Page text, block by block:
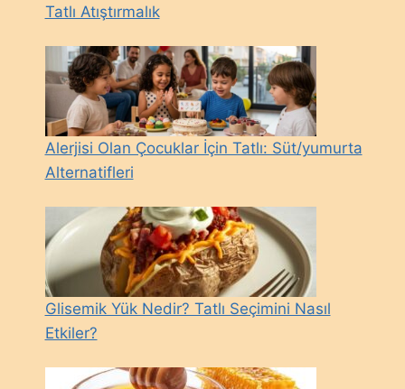
Tatlı Atıştırmalık
Alerjisi Olan Çocuklar İçin Tatlı: Süt/yumurta
Alternatifleri
Glisemik Yük Nedir? Tatlı Seçimini Nasıl
Etkiler?